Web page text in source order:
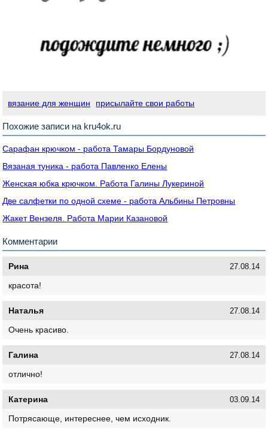
вязание для женщин присылайте свои работы
Похожие записи на kru4ok.ru
Сарафан крючком - работа Тамары Бордуновой
Вязаная туника - работа Павленко Елены
Женская юбка крючком. Работа Галины Лукериной
Две салфетки по одной схеме - работа Альбины Петровны
Жакет Вензеля. Работа Марии Казановой
Комментарии
Рина 27.08.14
красота!
Наталья 27.08.14
Очень красиво.
Галина 27.08.14
отлично!
Катерина 03.09.14
Потрясающе, интереснее, чем исходник.